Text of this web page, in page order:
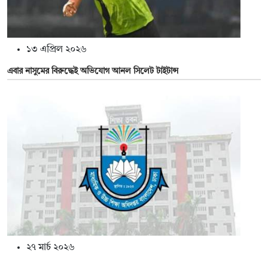
১৩ এপ্রিল ২০২৬
এবার নাসুমের বিরুদ্ধেই অভিযোগ আনল সিলেট টাইটান্স
২৭ মার্চ ২০২৬